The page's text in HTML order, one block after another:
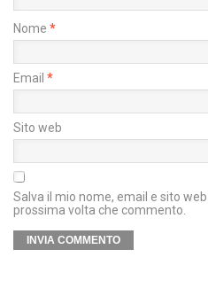
Nome *
Email *
Sito web
Salva il mio nome, email e sito
prossima volta che commento.